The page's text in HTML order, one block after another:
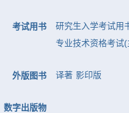
考试用书 研究生入学考试用
专业技术资格考试
外版图书 译著 影印版
数字出版物